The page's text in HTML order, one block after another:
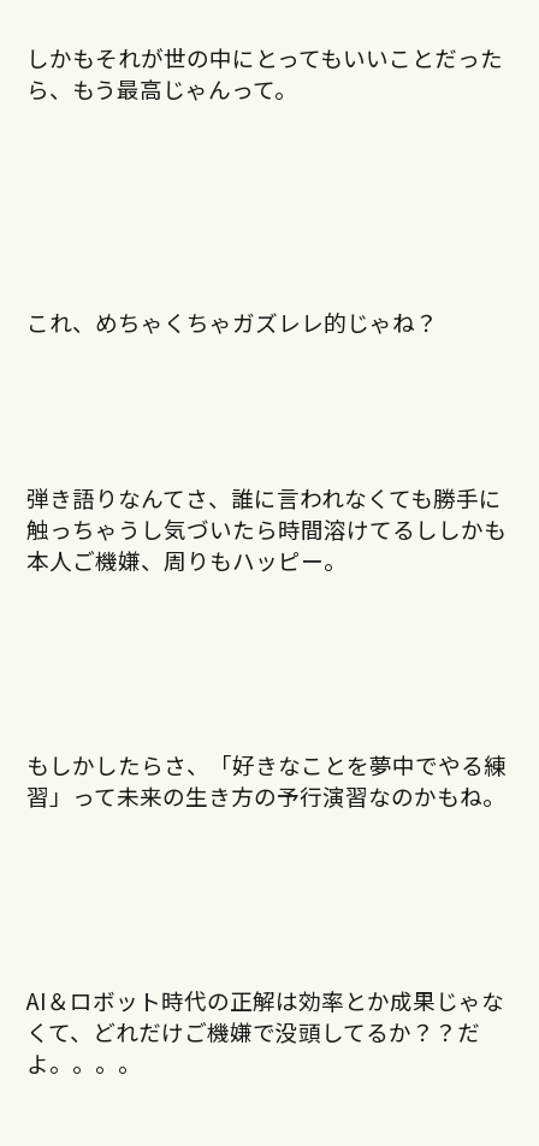
しかもそれが世の中にとってもいいことだった
ら、もう最高じゃんって。
これ、めちゃくちゃガズレレ的じゃね？
弾き語りなんてさ、誰に言われなくても勝手に
触っちゃうし気づいたら時間溶けてるししかも
本人ご機嫌、周りもハッピー。
もしかしたらさ、「好きなことを夢中でやる練
習」って未来の生き方の予行演習なのかもね。
AI＆ロボット時代の正解は効率とか成果じゃな
くて、どれだけご機嫌で没頭してるか？？だ
よ。。。。